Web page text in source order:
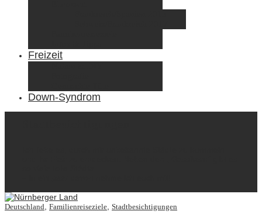
Freizeit
Down-Syndrom
Deutschland Familienreiseziele Stadtbesichtigungen